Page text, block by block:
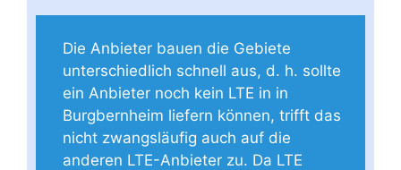
Die Anbieter bauen die Gebiete
unterschiedlich schnell aus, d. h. sollte
ein Anbieter noch kein LTE in in
Burgbernheim liefern können, trifft das
nicht zwangsläufig auch auf die
anderen LTE-Anbieter zu. Da LTE